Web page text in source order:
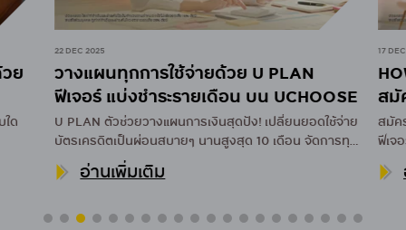
ย
ด
22 DEC 2025
วางแผนทุกการใช้จ่ายด้วย U PLAN
ฟีเจอร์ แบ่งชำระรายเดือน บน UCHOOSE
U PLAN ตัวช่วยวางแผนการเงินสุดปัง! เปลี่ยนยอดใช้จ่าย
บัตรเครดิตเป็นผ่อนสบายๆ นานสูงสุด 10 เดือน จัดการทุก
ค่าใช้จ่ายผ่านแอป UCHOOSE
อ่านเพิ่มเติม
17
สมั
สมัค
ฟีเจ